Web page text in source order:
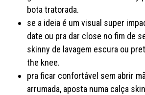
bota tratorada.
se a ideia é um visual super
date ou pra dar close no fim de
skinny de lavagem escura ou
the knee.
pra ficar confortável sem abrir
arrumada, aposta numa calça